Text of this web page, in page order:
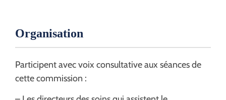
Organisation
Participent avec voix consultative aux séances de
cette commission :